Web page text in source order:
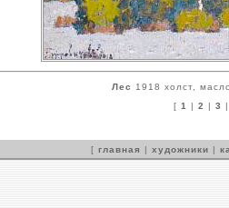
Лес
1918 холст,
[ 1 | 2 | 3
[ главная | художники |